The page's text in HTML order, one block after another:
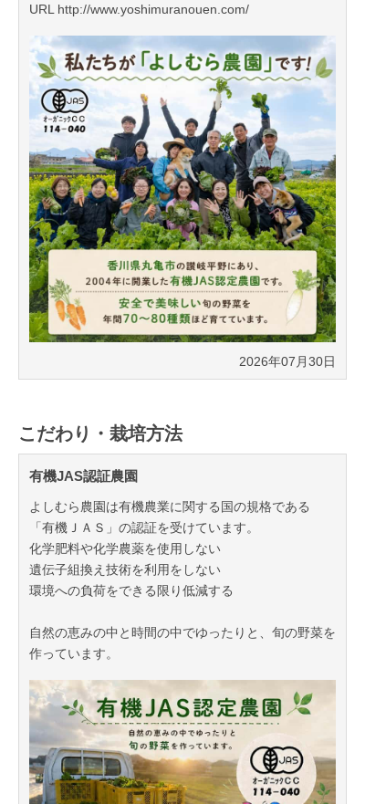
URL http://www.yoshimuranouen.com/
2026年07月30日
こだわり・栽培方法
有機JAS認証農園
よしむら農園は有機農業に関する国の規格である
「有機ＪＡＳ」の認証を受けています。
化学肥料や化学農薬を使用しない
遺伝子組換え技術を利用をしない
環境への負荷をできる限り低減する
自然の恵みの中と時間の中でゆったりと、旬の野菜を
作っています。